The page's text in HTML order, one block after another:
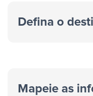
Defina o
Mapeie as